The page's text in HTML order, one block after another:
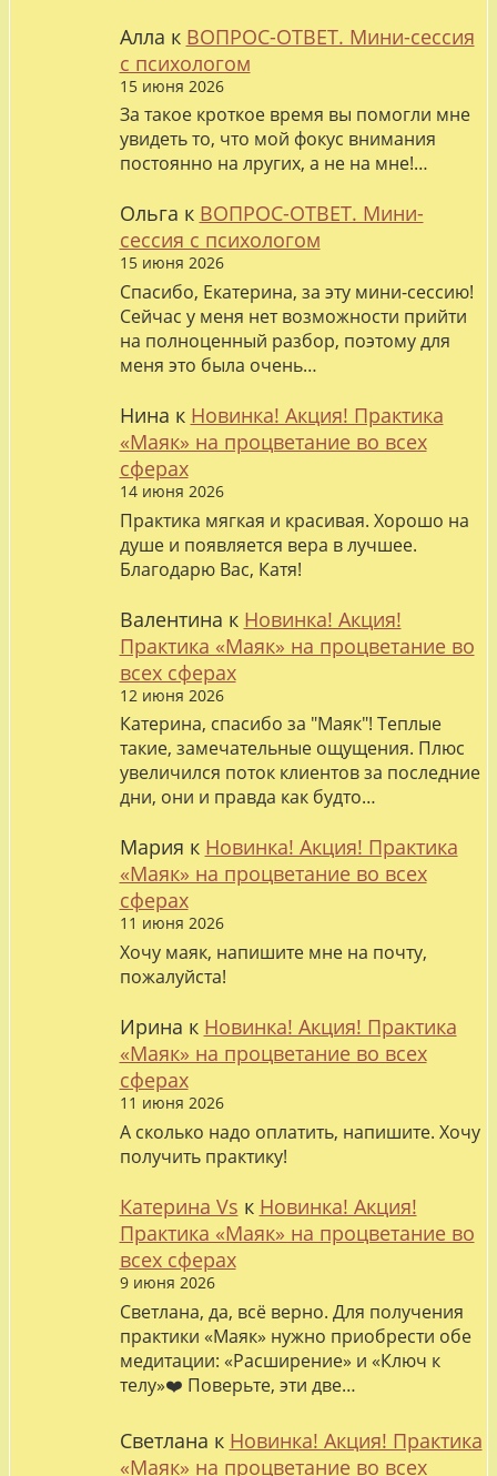
Алла к ВОПРОС-ОТВЕТ. Мини-сессия
с психологом
15 июня 2026
За такое кроткое время вы помогли мне
увидеть то, что мой фокус внимания
постоянно на лругих, а не на мне!…
Ольга к ВОПРОС-ОТВЕТ. Мини-
сессия с психологом
15 июня 2026
Спасибо, Екатерина, за эту мини-сессию!
Сейчас у меня нет возможности прийти
на полноценный разбор, поэтому для
меня это была очень…
Нина к Новинка! Акция! Практика
«Маяк» на процветание во всех
сферах
14 июня 2026
Практика мягкая и красивая. Хорошо на
душе и появляется вера в лучшее.
Благодарю Вас, Катя!
Валентина к Новинка! Акция!
Практика «Маяк» на процветание во
всех сферах
12 июня 2026
Катерина, спасибо за "Маяк"! Теплые
такие, замечательные ощущения. Плюс
увеличился поток клиентов за последние
дни, они и правда как будто…
Мария к Новинка! Акция! Практика
«Маяк» на процветание во всех
сферах
11 июня 2026
Хочу маяк, напишите мне на почту,
пожалуйста!
Ирина к Новинка! Акция! Практика
«Маяк» на процветание во всех
сферах
11 июня 2026
А сколько надо оплатить, напишите. Хочу
получить практику!
Катерина Vs к Новинка! Акция!
Практика «Маяк» на процветание во
всех сферах
9 июня 2026
Светлана, да, всё верно. Для получения
практики «Маяк» нужно приобрести обе
медитации: «Расширение» и «Ключ к
телу»❤️ Поверьте, эти две…
Светлана к Новинка! Акция! Практика
«Маяк» на процветание во всех